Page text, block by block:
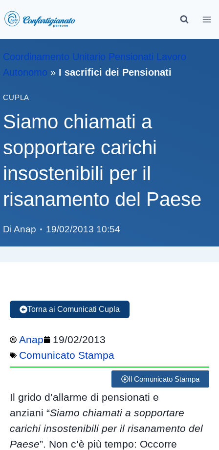
Coordinamento Unitario Pensionati Lavoro
Autonomo » I sacrifici dei Pensionati
CUPLA
Siamo chiamati a
sopportare carichi
insostenibili per il
risanamento del Paese
Di Anap 19/02/2013 10:54
Torna ai Comunicati Cupla
Anap
19/02/2013
Comunicato Stampa
Il Comunicato Stampa
Il grido d’allarme di pensionati e
anziani “Siamo chiamati a sopportare
carichi insostenibili per il risanamento del
Paese”. Non c’è più tempo: Occorre